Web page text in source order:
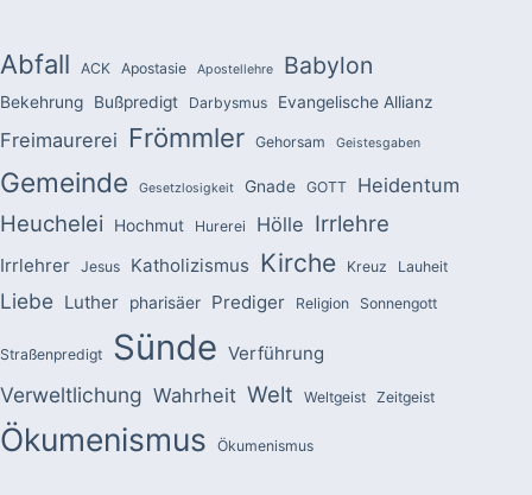
Abfall ACK Apostasie Apostellehre Babylon
Bekehrung Bußpredigt Darbysmus Evangelische Allianz
Freimaurerei Frömmler Gehorsam Geistesgaben
Gemeinde Gesetzlosigkeit Gnade GOTT Heidentum
Heuchelei Hochmut Hurerei Hölle Irrlehre
Irrlehrer Jesus Katholizismus Kirche Kreuz Lauheit
Liebe Luther pharisäer Prediger Religion Sonnengott
Straßenpredigt Sünde Verführung
Verweltlichung Wahrheit Welt Weltgeist Zeitgeist
Ökumenismus Ökumenismus